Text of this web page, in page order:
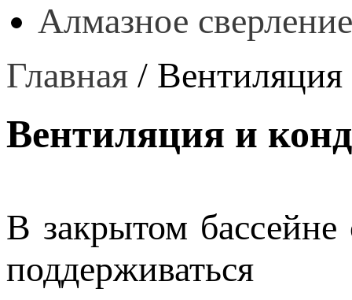
Алмазное
Главная /
Вентиляция и
В закрытом